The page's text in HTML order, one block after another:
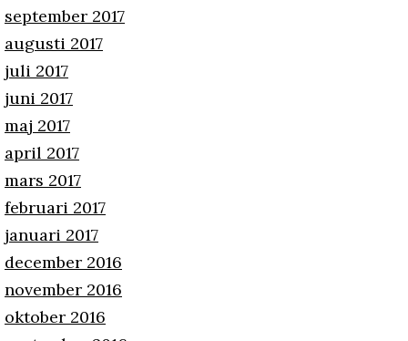
september 2017
augusti 2017
juli 2017
juni 2017
maj 2017
april 2017
mars 2017
februari 2017
januari 2017
december 2016
november 2016
oktober 2016